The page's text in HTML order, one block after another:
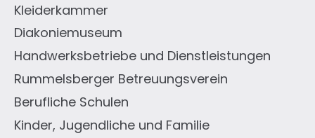
Kinder, Jugendliche und Familie
Berufliche Schulen
Rummelsberger Betreuungsverein
Handwerksbetriebe und Dienstleistungen
Diakoniemuseum
Kleiderkammer